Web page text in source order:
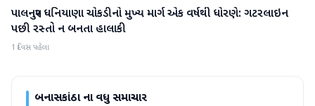
બનાસકાંઠા
પાલનપુર ધનિયાણા ચોકડીનો મુખ્ય માર્ગ એક વર્ષથી ધોરણે: ગટરલાઇન
પછી રસ્તો ન બનતા હાલાકી
1 દિવસ પહેલા
બનાસકાંઠાના વધુ સમાચાર